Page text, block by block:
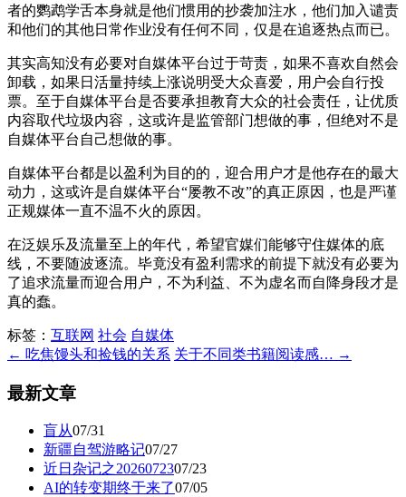
者的鹦鹉学舌本身就是他们惯用的抄袭加注水，他们加入谴责
和他们的其他日常作业没有任何不同，仅是在追逐热点而已。
其实高知没有必要对自媒体平台过于苛责，如果不喜欢自然会
卸载，如果日活量持续上涨说明受大众喜爱，用户会自行投
票。至于自媒体平台是否要承担教育大众的社会责任，让优质
内容取代垃圾内容，这或许是监管部门想做的事，但绝对不是
自媒体平台自己想做的事。
自媒体平台都是以盈利为目的的，迎合用户才是他存在的最大
动力，这或许是自媒体平台“屡教不改”的真正原因，也是严谨
正规媒体一直不温不火的原因。
在泛娱乐及流量至上的年代，希望官媒们能够守住媒体的底
线，不要随波逐流。毕竟没有盈利需求的前提下就没有必要为
了追求流量而迎合用户，不为利益、不为虚名而自降身段才是
真的蠢。
标签： 互联网 社会 自媒体
← 吃焦馒头和捡钱的关系 关于不同类书籍阅读感… →
最新文章
盲从07/31
新疆自驾游略记07/27
近日杂记之2026072307/23
AI的转变期终于来了07/05